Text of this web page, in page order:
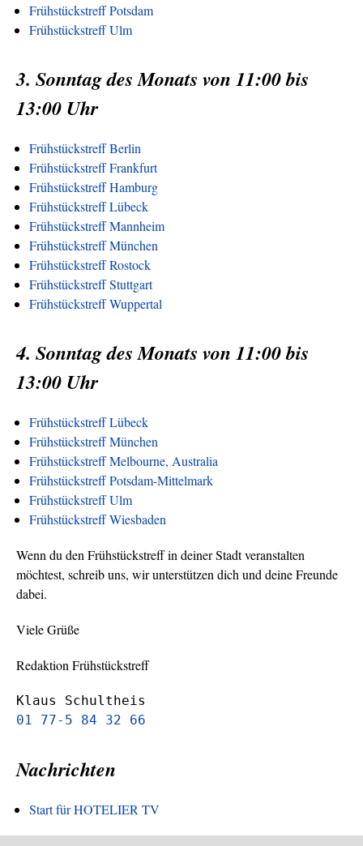
Frühstückstreff Potsdam
Frühstückstreff Ulm
3. Sonntag des Monats von 11:00 bis
13:00 Uhr
Frühstückstreff Berlin
Frühstückstreff Frankfurt
Frühstückstreff Hamburg
Frühstückstreff Lübeck
Frühstückstreff Mannheim
Frühstückstreff München
Frühstückstreff Rostock
Frühstückstreff Stuttgart
Frühstückstreff Wuppertal
4. Sonntag des Monats von 11:00 bis
13:00 Uhr
Frühstückstreff Lübeck
Frühstückstreff München
Frühstückstreff Melbourne, Australia
Frühstückstreff Potsdam-Mittelmark
Frühstückstreff Ulm
Frühstückstreff Wiesbaden
Wenn du den Frühstückstreff in deiner Stadt veranstalten
möchtest, schreib uns, wir unterstützen dich und deine Freunde
dabei.
Viele Grüße
Redaktion Frühstückstreff
Klaus Schultheis
01 77-5 84 32 66
Nachrichten
Start für HOTELIER TV